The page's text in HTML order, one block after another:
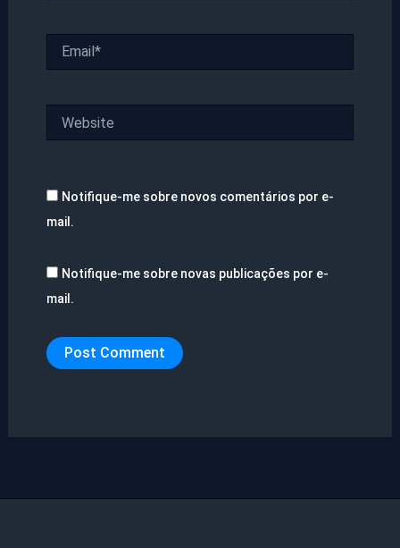
Notifique-me sobre novos comentários por e-
mail.
Notifique-me sobre novas publicações por e-
mail.